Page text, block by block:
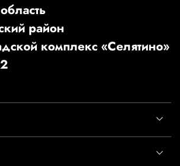
район
комплекс «Селятино»